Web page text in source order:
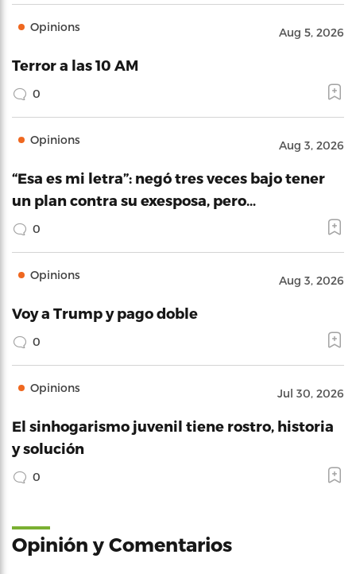
Opinions Aug 5, 2026
Terror a las 10 AM
0
Opinions Aug 3, 2026
“Esa es mi letra”: negó tres veces bajo tener
un plan contra su exesposa, pero…
0
Opinions Aug 3, 2026
Voy a Trump y pago doble
0
Opinions Jul 30, 2026
El sinhogarismo juvenil tiene rostro, historia
y solución
0
Opinión y Comentarios